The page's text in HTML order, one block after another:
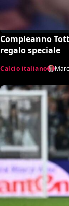
Compleanno
regalo speciale
Calcio italiano